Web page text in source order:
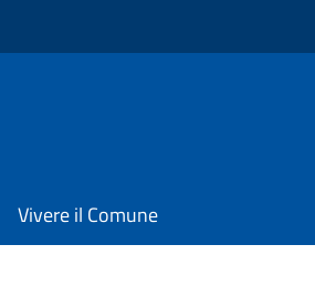
Vivere il Comune